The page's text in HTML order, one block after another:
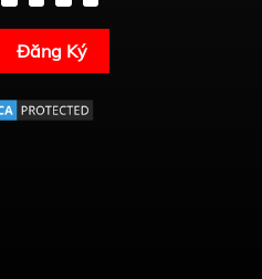
Đăng Ký